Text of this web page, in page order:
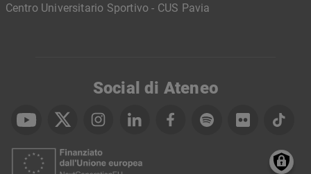
Social di Ateneo
Centro Universitario Sportivo - CUS Pavia